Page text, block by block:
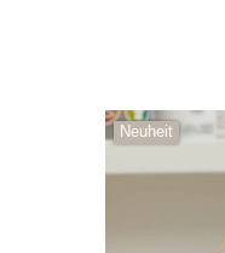
Neuheit